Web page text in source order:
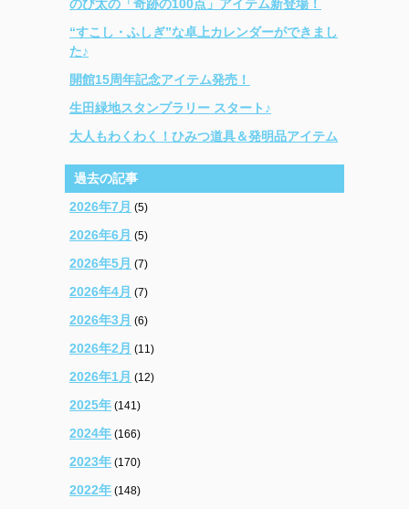
のび太の「奇跡の100点」アイテム新登場！
“すこし・ふしぎ”な卓上カレンダーができまし
た♪
開館15周年記念アイテム発売！
生田緑地スタンプラリー スタート♪
大人もわくわく！ひみつ道具＆発明品アイテム
過去の記事
2026年7月 (5)
2026年6月 (5)
2026年5月 (7)
2026年4月 (7)
2026年3月 (6)
2026年2月 (11)
2026年1月 (12)
2025年 (141)
2024年 (166)
2023年 (170)
2022年 (148)